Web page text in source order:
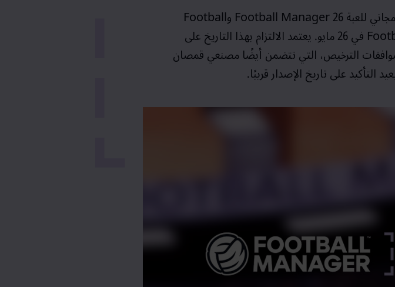
للعبةFootball Manager 26وFootball
في 26 مايو. يعتمد الالتزام بهذا التاريخ على
الترخيص، التي تتضمن أيضًا مصنعي قمصان
التأكيد على تاريخ الإصدار قريبًا.